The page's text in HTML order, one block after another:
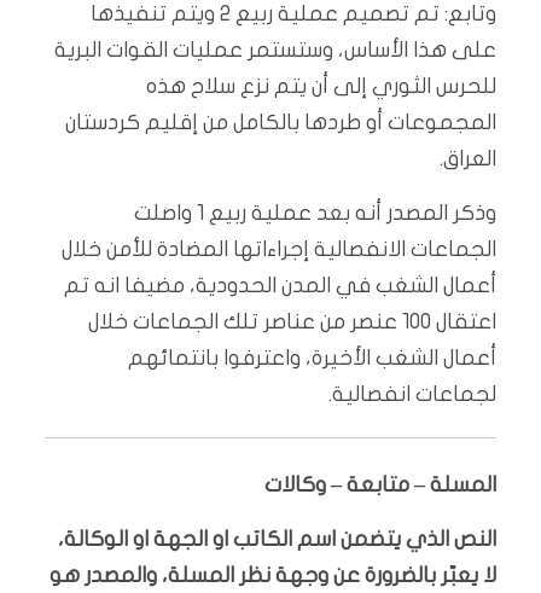
وتابع: تم تصميم عملية ربيع 2 ويتم تنفيذها
على هذا الأساس، وستستمر عمليات القوات البرية
للحرس الثوري إلى أن يتم نزع سلاح هذه
المجموعات أو طردها بالكامل من إقليم كردستان
العراق.
وذكر المصدر أنه بعد عملية ربيع 1 واصلت
الجماعات الانفصالية إجراءاتها المضادة للأمن خلال
أعمال الشغب في المدن الحدودية، مضيفا انه تم
اعتقال 100 عنصر من عناصر تلك الجماعات خلال
أعمال الشغب الأخيرة، واعترفوا بانتمائهم
لجماعات انفصالية.
المسلة – متابعة – وكالات
النص الذي يتضمن اسم الكاتب او الجهة او الوكالة،
لا يعبّر بالضرورة عن وجهة نظر المسلة، والمصدر هو